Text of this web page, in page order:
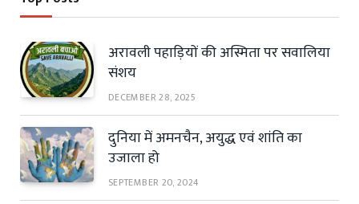
अरावली पहाड़ियों की अस्मिता पर सवालिया
संशय
DECEMBER 28, 2025
दुनिया में अमनचैन, अयुद्ध एवं शांति का
उजाला हो
SEPTEMBER 20, 2024